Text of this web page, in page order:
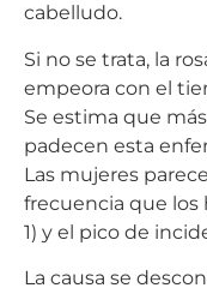
cabelludo.
Si no se trata, la
empeora con el
Se estima que
padecen esta
Las mujeres
frecuencia que los
1) y el pico de
La causa se